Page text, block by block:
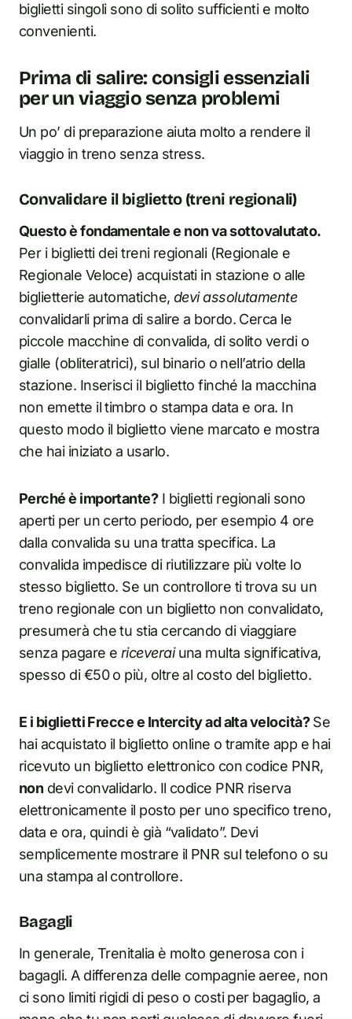
biglietti singoli sono di solito sufficienti e molto
convenienti.
Prima di salire: consigli essenziali
per un viaggio senza problemi
Un po’ di preparazione aiuta molto a rendere il
viaggio in treno senza stress.
Convalidare il biglietto (treni regionali)
Questo è fondamentale e non va sottovalutato.
Per i biglietti dei treni regionali (Regionale e
Regionale Veloce) acquistati in stazione o alle
biglietterie automatiche, devi assolutamente
convalidarli prima di salire a bordo. Cerca le
piccole macchine di convalida, di solito verdi o
gialle (obliteratrici), sul binario o nell’atrio della
stazione. Inserisci il biglietto finché la macchina
non emette il timbro o stampa data e ora. In
questo modo il biglietto viene marcato e mostra
che hai iniziato a usarlo.
Perché è importante?I biglietti regionali sono
aperti per un certo periodo, per esempio 4 ore
dalla convalida su una tratta specifica. La
convalida impedisce di riutilizzare più volte lo
stesso biglietto. Se un controllore ti trova su un
treno regionale con un biglietto non convalidato,
presumerà che tu stia cercando di viaggiare
senza pagare e riceveraiuna multa significativa,
spesso di €50 o più, oltre al costo del biglietto.
E i biglietti Frecce e Intercity ad alta velocità?Se
hai acquistato il biglietto online o tramite app e hai
ricevuto un biglietto elettronico con codice PNR,
non devi convalidarlo. Il codice PNR riserva
elettronicamente il posto per uno specifico treno,
data e ora, quindi è già “validato”. Devi
semplicemente mostrare il PNR sul telefono o su
una stampa al controllore.
Bagagli
In generale, Trenitalia è molto generosa con i
bagagli. A differenza delle compagnie aeree, non
ci sono limiti rigidi di peso o costi per bagaglio, a